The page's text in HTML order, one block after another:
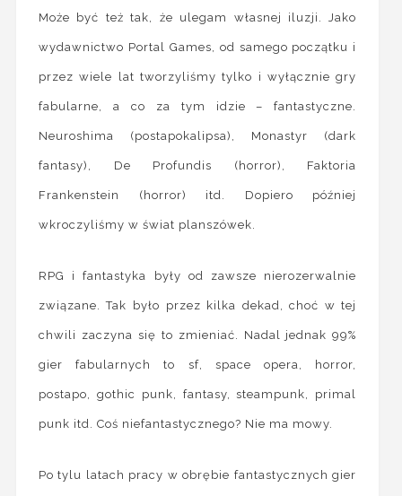
Może być też tak, że ulegam własnej iluzji. Jako
wydawnictwo Portal Games, od samego początku i
przez wiele lat tworzyliśmy tylko i wyłącznie gry
fabularne, a co za tym idzie – fantastyczne.
Neuroshima (postapokalipsa), Monastyr (dark
fantasy), De Profundis (horror), Faktoria
Frankenstein (horror) itd. Dopiero później
wkroczyliśmy w świat planszówek.
RPG i fantastyka były od zawsze nierozerwalnie
związane. Tak było przez kilka dekad, choć w tej
chwili zaczyna się to zmieniać. Nadal jednak 99%
gier fabularnych to sf, space opera, horror,
postapo, gothic punk, fantasy, steampunk, primal
punk itd. Coś niefantastycznego? Nie ma mowy.
Po tylu latach pracy w obrębie fantastycznych gier